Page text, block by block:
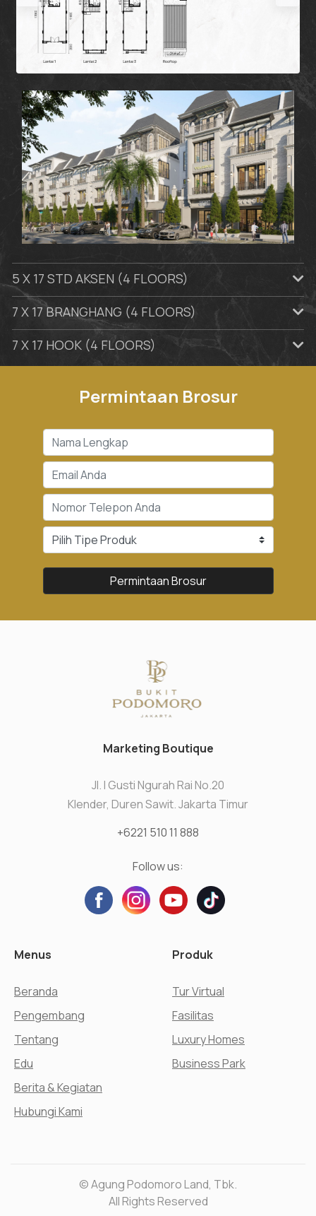
5 X 17 STD AKSEN (4 FLOORS)
7 X 17 BRANGHANG (4 FLOORS)
7 X 17 HOOK (4 FLOORS)
Permintaan Brosur
Permintaan Brosur
Marketing Boutique
Jl. I Gusti Ngurah Rai No.20
Klender, Duren Sawit. Jakarta Timur
+6221 510 11 888
Follow us:
Menus
Beranda
Pengembang
Tentang
Edu
Berita & Kegiatan
Hubungi Kami
Produk
Tur Virtual
Fasilitas
Luxury Homes
Business Park
© Agung Podomoro Land, Tbk.
All Rights Reserved